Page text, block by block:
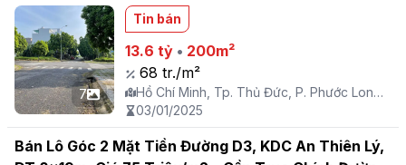
7
Tin bán
13.6 tỷ • 200m²
68 tr./m²
Hồ Chí Minh, Tp. Thủ Đức, P. Phước Long
B
03/01/2025
Bán Lô Góc 2 Mặt Tiền Đường D3, KDC An Thiên Lý,